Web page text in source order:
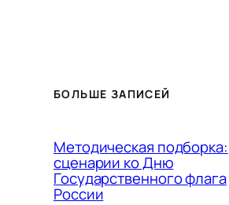
БОЛЬШЕ ЗАПИСЕЙ
Методическая подборка:
сценарии ко Дню
Государственного флага
России